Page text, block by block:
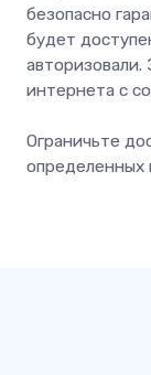
безопасно
будет
авторизовали.
интернета с
Ограничьте
определенных